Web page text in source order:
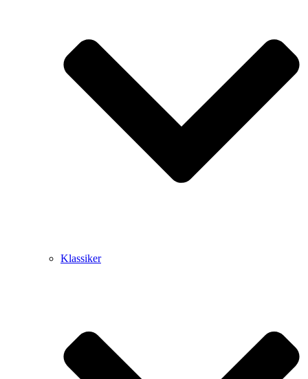
Klassiker